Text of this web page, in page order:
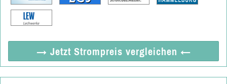
→ Jetzt Strompreis vergleichen ←